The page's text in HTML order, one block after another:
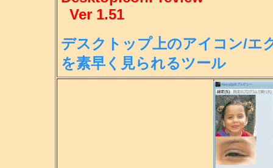
Ver 1.51
デスクトップ上のアイコン/エ
を素早く見られるツール